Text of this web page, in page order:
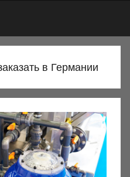
в Германии